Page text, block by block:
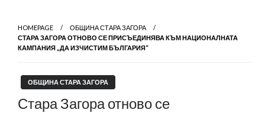
HOMEPAGE
ОБЩИНА СТАРА ЗАГОРА
СТАРА ЗАГОРА ОТНОВО СЕ ПРИСЪЕДИНЯВА КЪМ НАЦИОНАЛНАТА
КАМПАНИЯ „ДА ИЗЧИСТИМ БЪЛГАРИЯ“
ОБЩИНА СТАРА ЗАГОРА
Стара Загора отново се